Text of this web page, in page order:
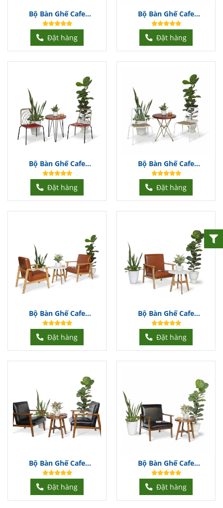
Bộ Bàn Ghế Cafe
BGCFDT333
Đặt hàng
Bộ Bàn Ghế Cafe
BGCFDT332
Đặt hàng
Bộ Bàn Ghế Cafe
BGCFDT331
Đặt hàng
Bộ Bàn Ghế Cafe
BGCFDT330
Đặt hàng
Bộ Bàn Ghế Cafe
BGCFDT329
Đặt hàng
Bộ Bàn Ghế Cafe
BGCFDT328
Đặt hàng
Bộ Bàn Ghế Cafe
BGCFDT327
Đặt hàng
Bộ Bàn Ghế Cafe
BGCFDT326
Đặt hàng